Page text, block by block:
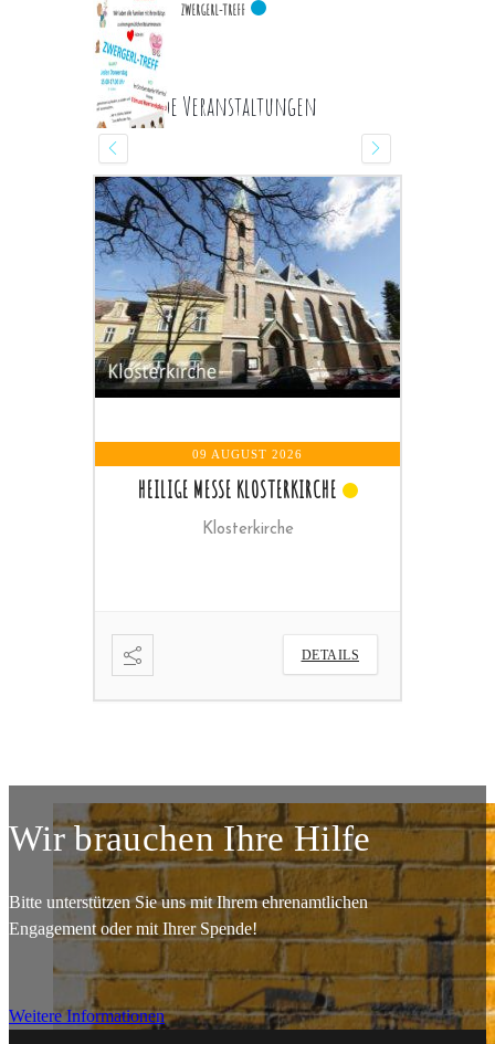
ZWERGERL-TREFF
Kommende Veranstaltungen
09 AUGUST 2026
HEILIGE MESSE
Pfarrkirche
DETAILS
Wir brauchen Ihre Hilfe
Bitte unterstützen Sie uns mit Ihrem ehrenamtlichen
Engagement oder mit Ihrer Spende!
Weitere Informationen